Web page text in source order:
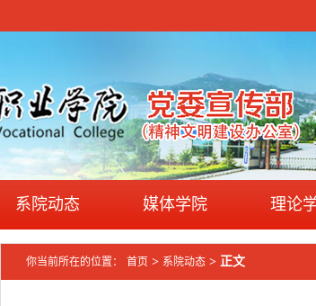
系院动态 媒体学院 理论
你当前所在的位置： 首页 > 系院动态 > 正文